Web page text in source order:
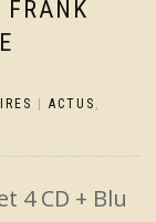
FRANK
ACTUS ,
4 CD + Blu